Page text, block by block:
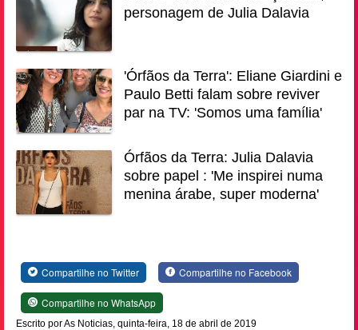
personagem de Julia Dalavia
'Órfãos da Terra': Eliane Giardini e
Paulo Betti falam sobre reviver
par na TV: 'Somos uma família'
Órfãos da Terra: Julia Dalavia
sobre papel : 'Me inspirei numa
menina árabe, super moderna'
Compartilhe no Twitter Compartilhe no Facebook
Compartilhe no WhatsApp
Escrito por As Noticias, quinta-feira, 18 de abril de 2019